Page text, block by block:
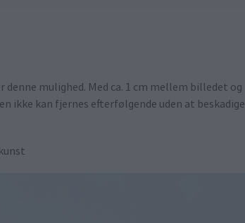
mulighed. Med ca. 1 cm mellem billedet og
ikke kan fjernes efterfølgende uden at beskadige